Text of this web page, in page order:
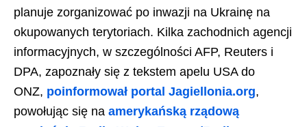
planuje zorganizować po inwazji na Ukrainę na
okupowanych terytoriach. Kilka zachodnich agencji
informacyjnych, w szczególności AFP, Reuters i
DPA, zapoznały się z tekstem apelu USA do
ONZ, poinformował portal Jagiellonia.org,
powołując się na amerykańską rządową